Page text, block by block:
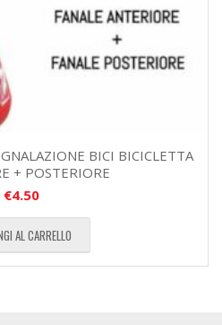
BICI BICICLETTA
+ POSTERIORE
€4.50
AL CARRELLO